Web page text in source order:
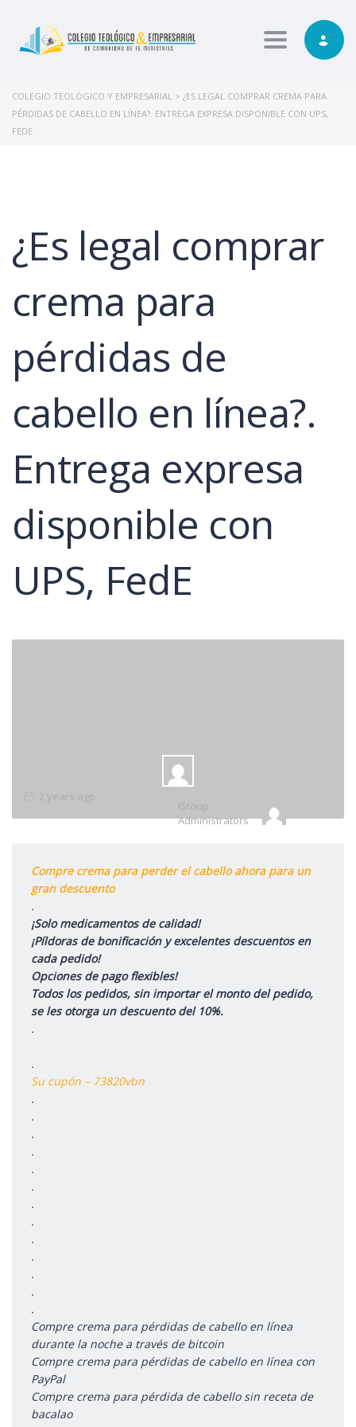
Toggle
COLEGIO TEOLÓGICO Y EMPRESARIAL > ¿ES LEGAL COMPRAR CREMA PARA
PÉRDIDAS DE CABELLO EN LÍNEA?. ENTREGA EXPRESA DISPONIBLE CON UPS,
FEDE
¿Es legal comprar
crema para
pérdidas de
cabello en línea?.
Entrega expresa
disponible con
UPS, FedE
2 years ago
Group
Leadership
Group
Administrators
Compre crema para perder el cabello ahora para un
gran descuento
.
¡Solo medicamentos de calidad!
¡Píldoras de bonificación y excelentes descuentos en
cada pedido!
Opciones de pago flexibles!
Todos los pedidos, sin importar el monto del pedido,
se les otorga un descuento del 10%.
.
.
Su cupón – 73820vbn
.
.
.
.
.
.
.
.
.
.
.
.
.
Compre crema para pérdidas de cabello en línea
durante la noche a través de bitcoin
Compre crema para pérdidas de cabello en línea con
PayPal
Compre crema para pérdida de cabello sin receta de
bacalao